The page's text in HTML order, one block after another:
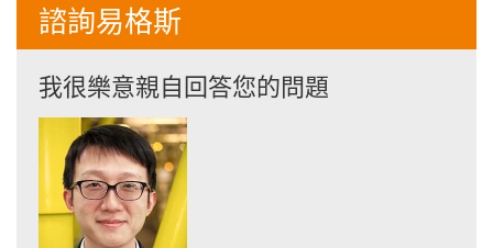
諮詢易格斯
我很樂意親自回答您的問題